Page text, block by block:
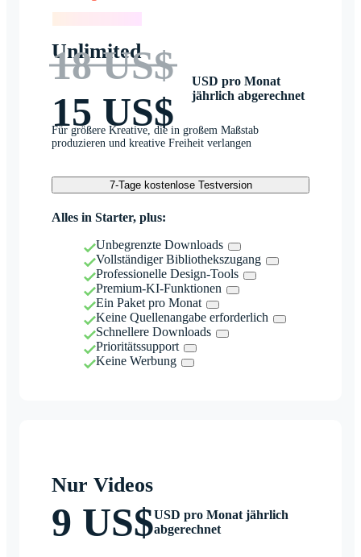
Unlimited
18 US$
15 US$
USD pro Monat
jährlich abgerechnet
Für größere Kreative, die in großem Maßstab
produzieren und kreative Freiheit verlangen
7-Tage kostenlose Testversion
Alles in Starter, plus:
Unbegrenzte Downloads
Vollständiger Bibliothekszugang
Professionelle Design-Tools
Premium-KI-Funktionen
Ein Paket pro Monat
Keine Quellenangabe erforderlich
Schnellere Downloads
Prioritätssupport
Keine Werbung
Nur Videos
9 US$USD pro Monat jährlich
abgerechnet